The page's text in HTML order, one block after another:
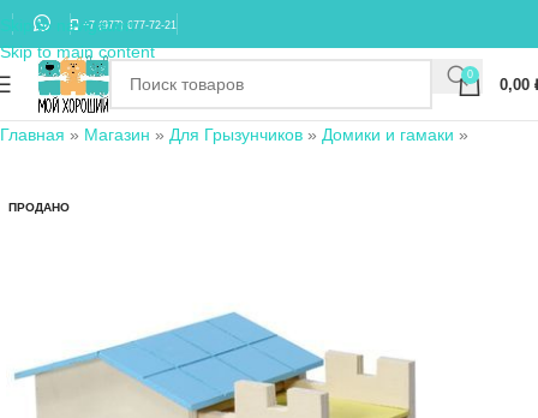
Skip to navigation
Skip to main content
+7 (977) 677-72-21
0
0,00
Главная » Магазин » Для Грызунчиков » Домики и гамаки »
ПРОДАНО